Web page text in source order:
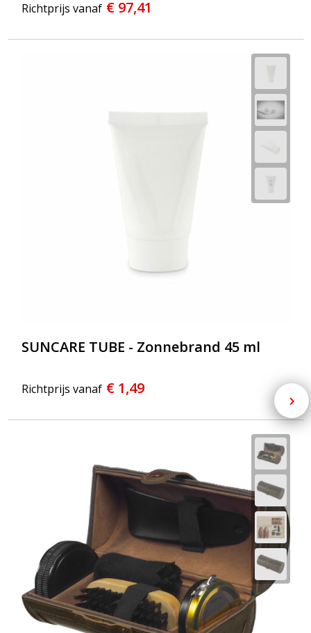
Toilettassen
Richtprijs vanaf € 97,41
SUNCARE TUBE - Zonnebrand 45 ml
Richtprijs vanaf € 1,49